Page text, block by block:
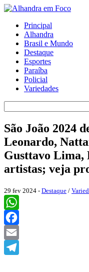
Principal
Alhandra
Brasil e Mundo
Destaque
Esportes
Paraíba
Policial
Variedades
São João 2024
Leonardo,
Gusttavo Lima,
artistas; veja
29 fev 2024 - Destaque /
WhatsApp
Facebook
Email